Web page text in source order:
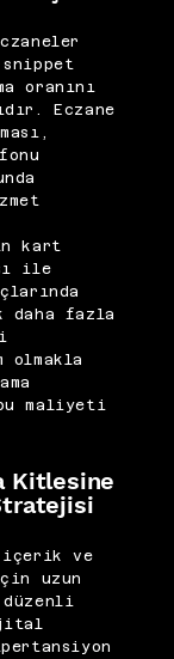
oranını
Eczane
kart
ile
daha fazla
olmakla
maliyeti
Kitlesine
içerik ve
uzun